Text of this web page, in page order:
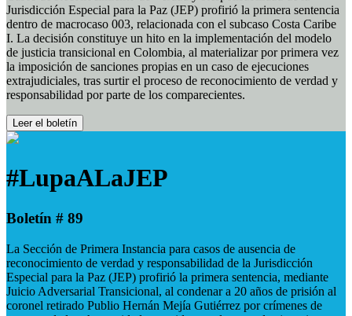
Jurisdicción Especial para la Paz (JEP) profirió la primera sentencia
dentro de macrocaso 003, relacionada con el subcaso Costa Caribe
I. La decisión constituye un hito en la implementación del modelo
de justicia transicional en Colombia, al materializar por primera vez
la imposición de sanciones propias en un caso de ejecuciones
extrajudiciales, tras surtir el proceso de reconocimiento de verdad y
responsabilidad por parte de los comparecientes.
Leer el boletín
#LupaALaJEP
Boletín # 89
La Sección de Primera Instancia para casos de ausencia de
reconocimiento de verdad y responsabilidad de la Jurisdicción
Especial para la Paz (JEP) profirió la primera sentencia, mediante
Juicio Adversarial Transicional, al condenar a 20 años de prisión al
coronel retirado Publio Hernán Mejía Gutiérrez por crímenes de